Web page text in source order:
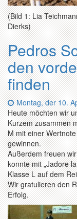
(Bild 1: Lia
Dierks)
Pedros
den
finden
Datum:
Montag, der 10.
Heute möchten wir
Kurzem zusammen
M mit einer
gewinnen.
Außerdem freuen
konnte mit „Jadore
Klasse L auf dem
Wir gratulieren den
Erfolg.